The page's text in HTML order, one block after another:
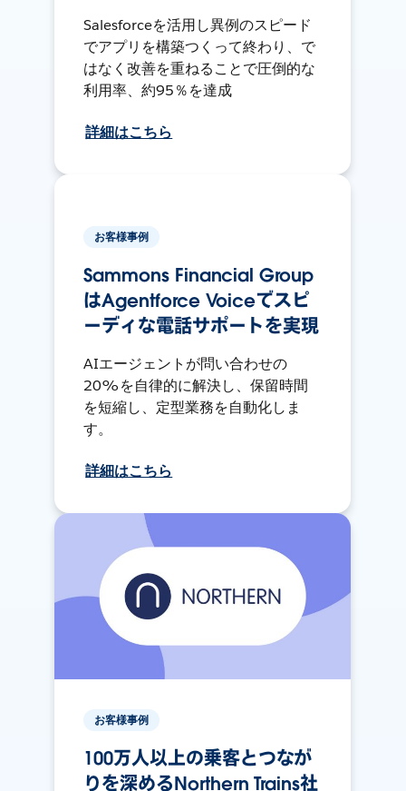
Salesforceを活用し異例のスピード
でアプリを構築つくって終わり、で
はなく改善を重ねることで圧倒的な
利用率、約95％を達成
詳細はこちら
お客様事例
Sammons Financial Group
はAgentforce Voiceでスピ
ーディな電話サポートを実現
AIエージェントが問い合わせの
20%を自律的に解決し、保留時間
を短縮し、定型業務を自動化しま
す。
詳細はこちら
お客様事例
100万人以上の乗客とつなが
りを深めるNorthern Trains社